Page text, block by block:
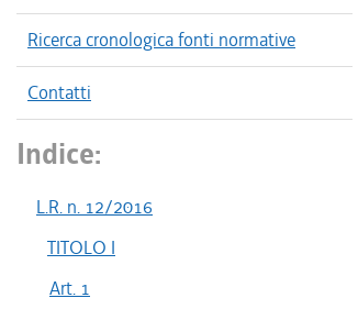
Ricerca cronologica fonti normative
Contatti
Indice:
L.R. n. 12/2016
TITOLO I
Art. 1